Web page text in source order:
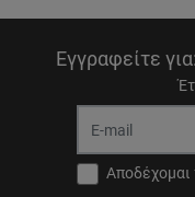
Εγγραφείτε για:
Αποδέχομαι